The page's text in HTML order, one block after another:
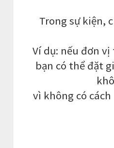
Trong sự kiện,
Ví dụ: nếu đơn
bạn có thể đặt
vì không có